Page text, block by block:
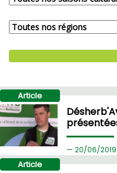
Article
20/06/2019
Article